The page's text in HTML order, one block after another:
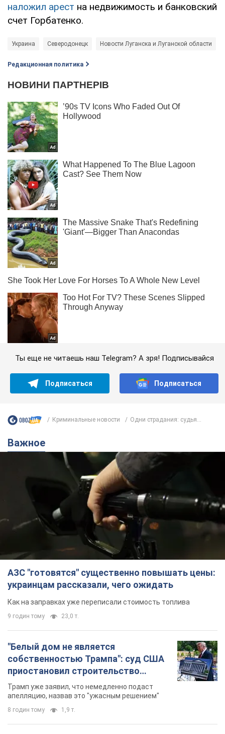
наложил арест на недвижимость и банковский
счет Горбатенко.
Украина Северодонецк Новости Луганска и Луганской области
Редакционная политика
Ты еще не читаешь наш Telegram? А зря! Подписывайся
Подписаться Подписаться
Криминальные новости Одни страдания: судья...
Важное
АЗС "готовятся" существенно повышать цены:
украинцам рассказали, чего ожидать
Как на заправках уже переписали стоимость топлива
9 годин тому 23,0 т.
"Белый дом не является
собственностью Трампа": суд США
приостановил строительство
бального зала стоимостью 400 млн
долларов
Трамп уже заявил, что немедленно подаст
апелляцию, назвав это "ужасным решением"
8 годин тому 1,9 т.